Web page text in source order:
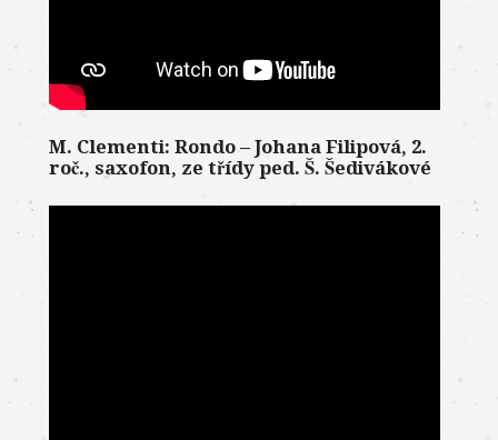
M. Clementi: Rondo – Johana Filipová, 2.
roč., saxofon, ze třídy ped. Š. Šedivákové